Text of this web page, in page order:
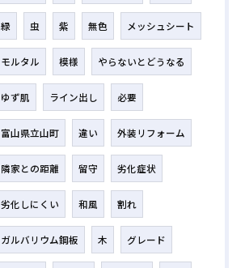
緑 虫 紫 無色 メッシュシート
モルタル 模様 やらないとどうなる
ゆず肌 ライン出し 必要
富山県立山町 違い 外装リフォーム
隣家との距離 留守 劣化症状
劣化しにくい 和風 割れ
ガルバリウム鋼板 木 グレード